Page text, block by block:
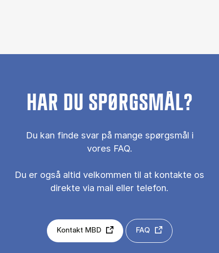
HAR DU SPØRGSMÅL?
Du kan finde svar på mange spørgsmål i
vores FAQ.
Du er også al­tid vel­kom­men til at kon­tak­te os
di­rek­te via mail el­ler te­le­fon.
Kontakt MBD FAQ